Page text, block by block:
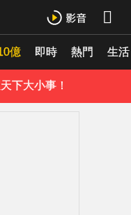
億 即時 熱門 生活
《理財達人秀》X 安聯投信免費講座報名中！搶先卡位 2027
下大小事！